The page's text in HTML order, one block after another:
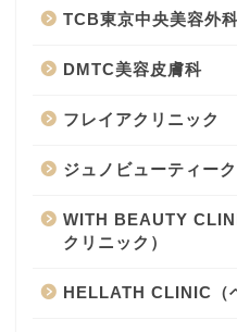
TCB東京中央美容外
DMTC美容皮膚科
フレイアクリニック
ジュノビューティー
WITH BEAUTY
クリニック）
HELLATH CLINIC（